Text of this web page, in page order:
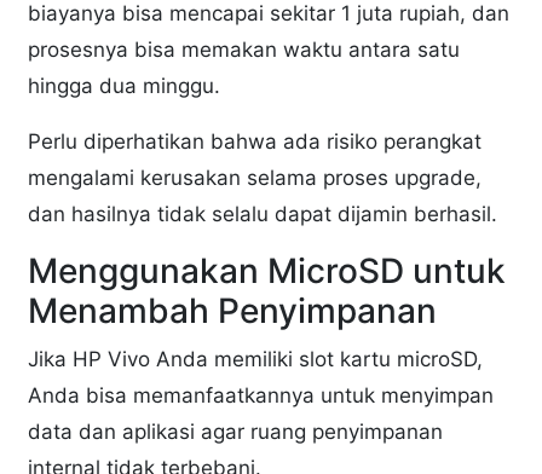
biayanya bisa mencapai sekitar 1 juta rupiah, dan
prosesnya bisa memakan waktu antara satu
hingga dua minggu.
Perlu diperhatikan bahwa ada risiko perangkat
mengalami kerusakan selama proses upgrade,
dan hasilnya tidak selalu dapat dijamin berhasil.
Menggunakan MicroSD untuk
Menambah Penyimpanan
Jika HP Vivo Anda memiliki slot kartu microSD,
Anda bisa memanfaatkannya untuk menyimpan
data dan aplikasi agar ruang penyimpanan
internal tidak terbebani.